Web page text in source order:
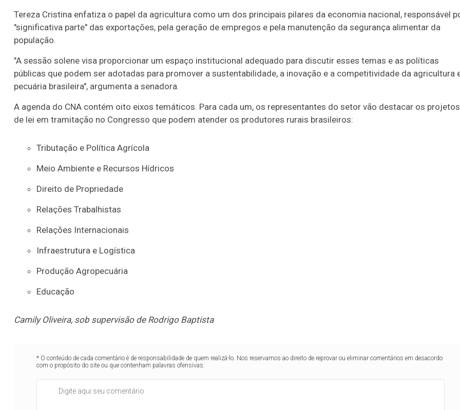
Tereza Cristina enfatiza o papel da agricultura como um dos principais pilares da economia nacional, responsável
"significativa parte" das exportações, pela geração de empregos e pela manutenção da segurança alimentar da
população.
"A sessão solene visa proporcionar um espaço institucional adequado para discutir esses temas e as políticas
públicas que podem ser adotadas para promover a sustentabilidade, a inovação e a competitividade da agricultura
pecuária brasileira", argumenta a senadora.
A agenda do CNA contém oito eixos temáticos. Para cada um, os representantes do setor vão destacar os projetos
de lei em tramitação no Congresso que podem atender os produtores rurais brasileiros:
Tributação e Política Agrícola
Meio Ambiente e Recursos Hídricos
Direito de Propriedade
Relações Trabalhistas
Relações Internacionais
Infraestrutura e Logística
Produção Agropecuária
Educação
Camily Oliveira, sob supervisão de Rodrigo Baptista
* O conteúdo de cada comentário é de responsabilidade de quem realizá-lo. Nos reservamos ao direito de reprovar ou eliminar comentários em desacordo
com o propósito do site ou que contenham palavras ofensivas.